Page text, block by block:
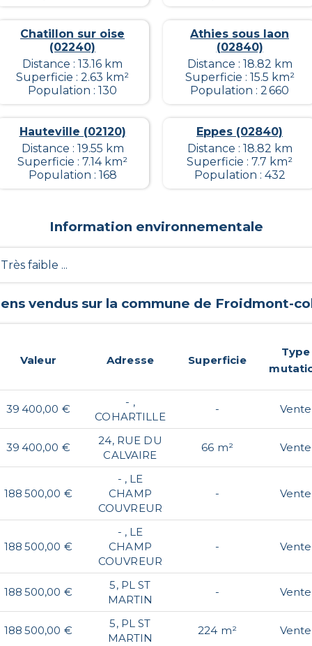
Chatillon sur oise
(02240)
Distance : 13.16 km
Superficie : 2.63 km²
Population : 130
Athies sous laon
(02840)
Distance : 18.82 km
Superficie : 15.5 km²
Population : 2 660
Hauteville (02120)
Distance : 19.55 km
Superficie : 7.14 km²
Population : 168
Eppes (02840)
Distance : 18.82 km
Superficie : 7.7 km²
Population : 432
Information environnementale
faible ...
vendus sur la commune de Froidmont-
Valeur Adresse Superficie
Type
39 400,00 €
- ,
COHARTILLE
- Vente
39 400,00 €
24, RUE DU
CALVAIRE
66 m² Vente
188 500,00 €
- , LE
CHAMP
COUVREUR
- Vente
188 500,00 €
- , LE
CHAMP
COUVREUR
- Vente
188 500,00 €
5, PL ST
MARTIN
- Vente
188 500,00 €
5, PL ST
MARTIN
224 m² Vente